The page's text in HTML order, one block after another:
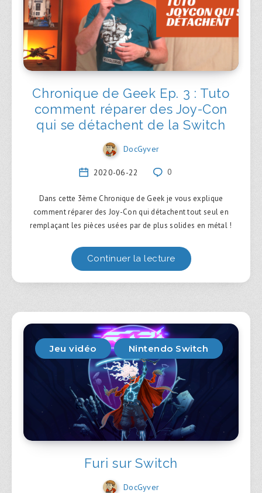
Chronique de Geek Ep. 3 : Tuto
comment réparer des Joy-Con
qui se détachent de la Switch
DocGyver
2020-06-22 0
Dans cette 3ème Chronique de Geek je vous explique
comment réparer des Joy-Con qui détachent tout seul en
remplaçant les pièces usées par de plus solides en métal !
Continuer la lecture
Jeu vidéo Nintendo Switch
Furi sur Switch
DocGyver